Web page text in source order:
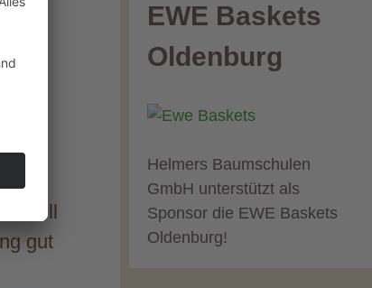
gut
EWE Baskets
Oldenburg
Helmers Baumschulen
GmbH unterstützt als
Sponsor die EWE Baskets
Oldenburg!